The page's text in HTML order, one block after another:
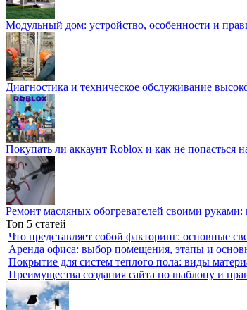
Модульный дом: устройство, особенности и
Диагностика и техническое обслуживание
Покупать ли аккаунт Roblox и как не попасться
Ремонт масляных обогревателей своими
Топ 5 статей
Что представляет собой факторинг: основные
Аренда офиса: выбор помещения, этапы и
Покрытие для систем теплого пола: виды
Преимущества создания сайта по шаблону и